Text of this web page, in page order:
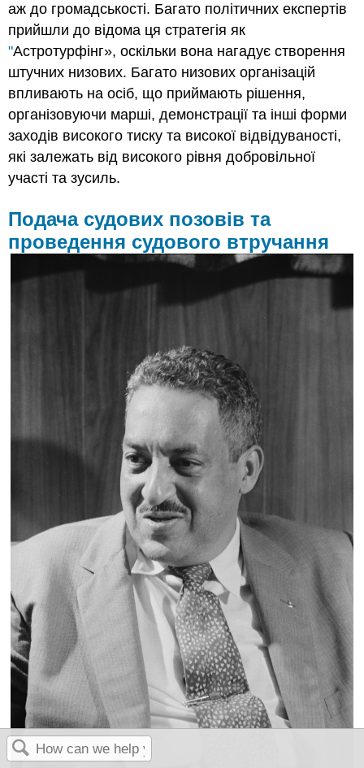
аж до громадськості. Багато політичних експертів
прийшли до відома ця стратегія як
"Астротурфінг», оскільки вона нагадує створення
штучних низових. Багато низових організацій
впливають на осіб, що приймають рішення,
організовуючи марші, демонстрації та інші форми
заходів високого тиску та високої відвідуваності,
які залежать від високого рівня добровільної
участі та зусиль.
Подача судових позовів та
проведення судового втручання